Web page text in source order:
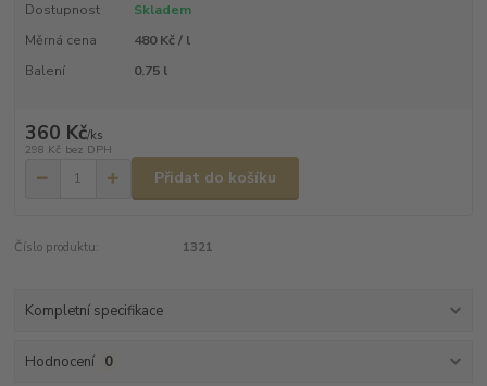
Dostupnost
Skladem
Měrná cena
480 Kč / l
Balení
0.75 l
360 Kč/ks
298 Kč bez DPH
Přidat do košíku
Číslo produktu: 1321
Kompletní specifikace
Hodnocení 0